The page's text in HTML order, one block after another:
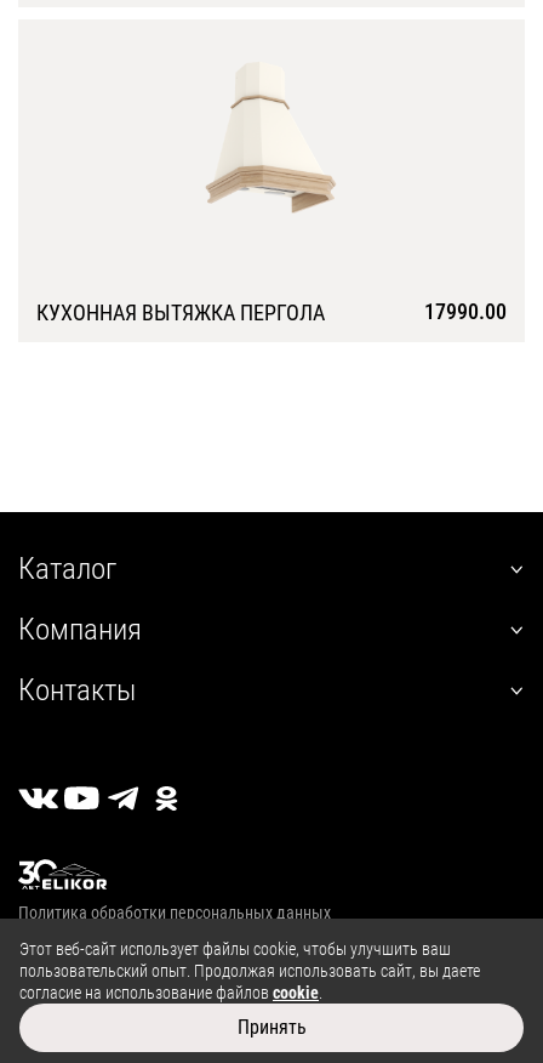
КУХОННАЯ ВЫТЯЖКА ПЕРГОЛА 17990.00
Каталог
встраиваемые
угловые
стандартные
классические
купольные
полновстраиваемые
т-образные
козырьковые
аксессуары
Компания
Покупателям
Где купить
Публичная оферта
Контакты
г. Калуга, 2й Академический проезд, 13
Политика обработки персональных данных
© 2004—2026, ООО «Эликор»
Сайт разработан в
Этот веб-сайт использует файлы cookie, чтобы улучшить ваш
пользовательский опыт. Продолжая использовать сайт, вы даете
согласие на использование файлов cookie
Принять